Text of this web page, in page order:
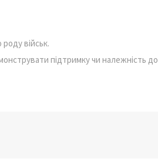
військ.
підтримку чи належність до